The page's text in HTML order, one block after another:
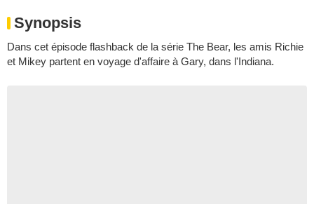
Synopsis
Dans cet épisode flashback de la série The Bear, les amis Richie
et Mikey partent en voyage d'affaire à Gary, dans l'Indiana.